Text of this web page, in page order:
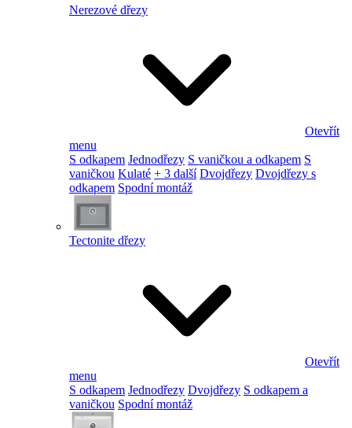
Nerezové dřezy
Otevřít
menu
S odkapem Jednodřezy S vaničkou a odkapem S
vaničkou Kulaté + 3 další Dvojdřezy Dvojdřezy s
odkapem Spodní montáž
Tectonite dřezy
Otevřít
menu
S odkapem Jednodřezy Dvojdřezy S odkapem a
vaničkou Spodní montáž